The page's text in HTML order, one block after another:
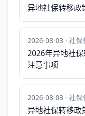
异地社保转移政
2026-08-03 · 社保
2026年异地社
注意事项
2026-08-03 · 社保
异地社保转移政